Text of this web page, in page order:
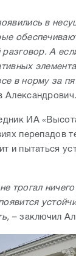
в
разговор. А
в норму за
Александрович.
ИА
перепадов
и пытаться
трогал
– заключил